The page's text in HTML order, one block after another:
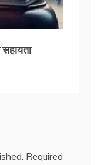
Required